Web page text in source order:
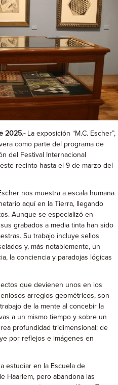
2025.- La exposición “M.C. Escher”,
como parte del programa de
del Festival Internacional
recinto hasta el 9 de marzo del
nos muestra a escala humana
aquí en la Tierra, llegando
Aunque se especializó en
grabados a media tinta han sido
Su trabajo incluye sellos
y, más notablemente, un
la conciencia y paradojas lógicas
que devienen unos en los
arreglos geométricos, son
de la mente al concebir la
a un mismo tiempo y sobre un
profundidad tridimensional: de
por reflejos e imágenes en
estudiar en la Escuela de
Haarlem, pero abandona las